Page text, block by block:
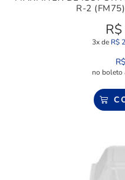
R-2
R$
3x de R$
R$
no boleto